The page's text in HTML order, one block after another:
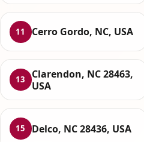
11 Cerro Gordo, NC, USA
13
Clarendon, NC 28463,
USA
15 Delco, NC 28436, USA